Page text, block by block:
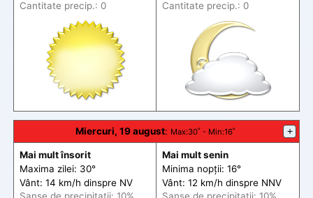
Cantitate precip.: 0
Cantitate precip.: 0
Miercuri, 19 august: Max:30˚ - Min:16˚ +
Mai mult însorit
Maxima zilei: 30°
Vânt: 14 km/h dinspre NV
Mai mult senin
Minima nopții: 16°
Vânt: 12 km/h dinspre NNV